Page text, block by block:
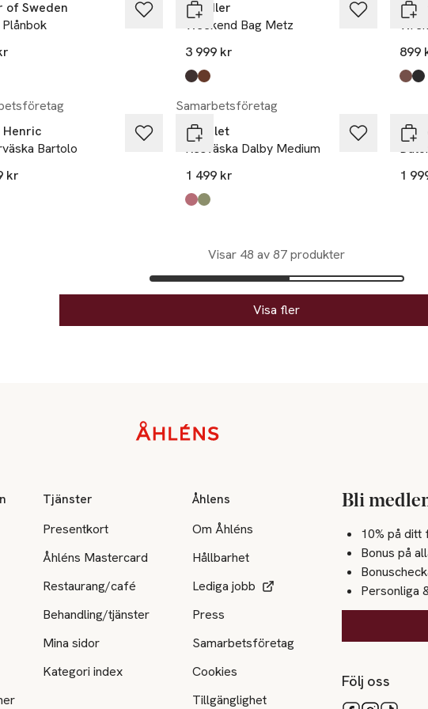
of Sweden
Plånbok
finns i färgerna:
Saddler
Weekend Bag Metz
3 999 kr
Produkten finns i färgerna:
Dk.brown
Brown
899
Black
Henric
Bartolo
kr
finns i färgerna:
Samarbetsföretag
Cavalet
Resväska Dalby Medium
1 499 kr
Produkten finns i färgerna:
watermelon pink
pistachio green
1
Visar 48 av 87 produkter
Visa fler
Tjänster
Presentkort
Åhléns Mastercard
Restaurang/café
Behandling/tjänster
Mina sidor
Kategori index
Åhlens
Om Åhléns
Hållbarhet
Lediga jobb
Press
Samarbetsföretag
Cookies
Tillgänglighet
Bli
10% på
Bonus på
Personliga
Följ oss